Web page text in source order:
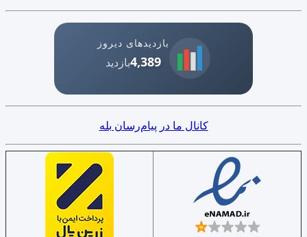
بازدیدهای دیروز
4,389بازدید
کانال ما در پیام‌رسان بله